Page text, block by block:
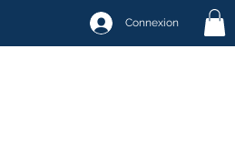
Connexion